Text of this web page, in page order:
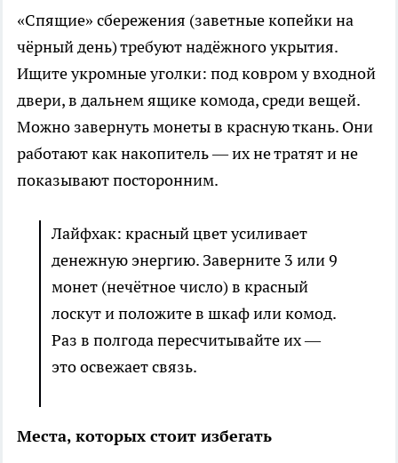
«Спящие» сбережения (заветные копейки на
чёрный день) требуют надёжного укрытия.
Ищите укромные уголки: под ковром у входной
двери, в дальнем ящике комода, среди вещей.
Можно завернуть монеты в красную ткань. Они
работают как накопитель — их не тратят и не
показывают посторонним.
Лайфхак: красный цвет усиливает
денежную энергию. Заверните 3 или 9
монет (нечётное число) в красный
лоскут и положите в шкаф или комод.
Раз в полгода пересчитывайте их —
это освежает связь.
Места, которых стоит избегать